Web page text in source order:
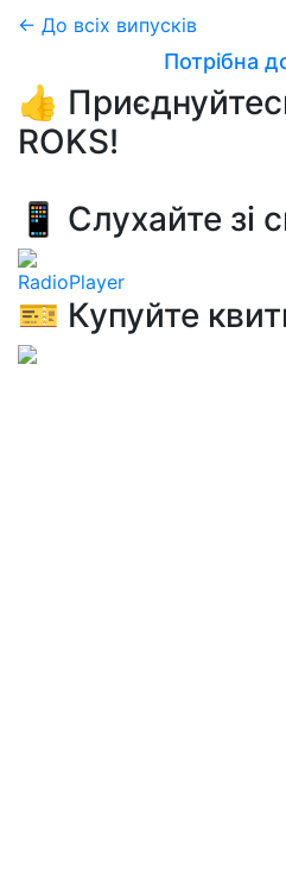
← До всіх випусків
Потрібна
👍
ROKS!
📱 Слухайте зі
RadioPlayer
🎫 Купуйте